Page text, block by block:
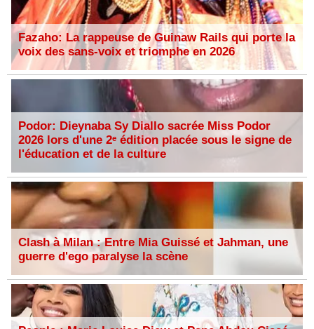
Fazaho: La rappeuse de Guinaw Rails qui porte la
voix des sans-voix et triomphe en 2026
Podor: Dieynaba Sy Diallo sacrée Miss Podor
2026 lors d'une 2ᵉ édition placée sous le signe de
l'éducation et de la culture
Clash à Milan : Entre Mia Guissé et Jahman, une
guerre d'ego paralyse la scène